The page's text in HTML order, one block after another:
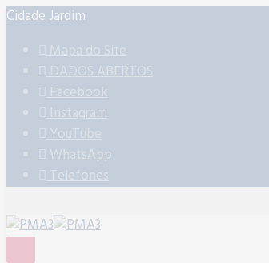
Cidade Jardim
Mapa do Site
DADOS ABERTOS
Facebook
Instagram
YouTube
WhatsApp
Telefones